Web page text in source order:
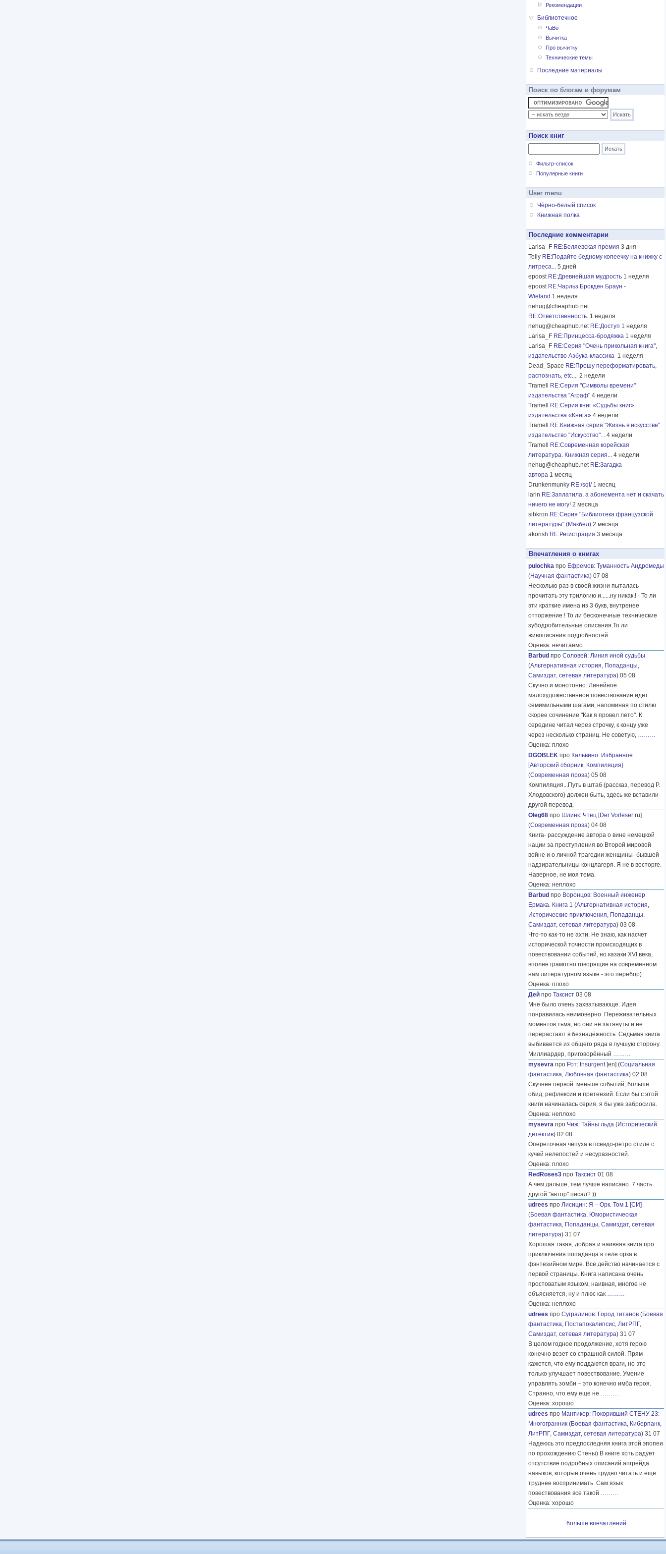
Рекомендации
Библиотечное
ЧаВо
Вычитка
Про вычитку
Технические темы
Последние материалы
Поиск по блогам и форумам
Поиск книг
Фильтр-список
Популярные книги
User menu
Чёрно-белый список
Книжная полка
Последние комментарии
Larisa_F RE:Беляевская премия 3 дня
Telly RE:Подайте бедному копеечку на книжку с
литреса... 5 дней
epoost RE:Древнейшая мудрость 1 неделя
epoost RE:Чарльз Брокден Браун -
Wieland 1 неделя
nehug@cheaphub.net
RE:Ответственность. 1 неделя
nehug@cheaphub.net RE:Доступ 1 неделя
Larisa_F RE:Принцесса-бродяжка 1 неделя
Larisa_F RE:Серия "Очень прикольная книга",
издательство Азбука-классика 1 неделя
Dead_Space RE:Прошу переформатировать,
распознать, etc... 2 недели
Tramell
RE:Серия "Символы времени"
издательства "Аграф" 4 недели
Tramell
RE:Серия книг «Судьбы книг»
издательства «Книга» 4 недели
Tramell
RE:Книжная серия "Жизнь в искусстве"
издательство "Искусство"... 4 недели
Tramell
RE:Современная корейская
литература. Книжная серия... 4 недели
nehug@cheaphub.net RE:Загадка
автора 1 месяц
Drunkenmunky RE:/sql/ 1 месяц
larin RE:Заплатила, а абонемента нет и скачать
ничего не могу! 2 месяца
sibkron RE:Серия "Библиотека французской
литературы" (Макбел) 2 месяца
akorish RE:Регистрация 3 месяца
Впечатления о книгах
pulochka про Ефремов: Туманность Андромеды
(Научная фантастика) 07 08
Несколько раз в своей жизни пыталась
прочитать эту трилогию и......ну никак.! - То ли
эти краткие имена из 3 букв, внутренее
отторжение ! То ли бесконечные технические
зубодробительные описания.То ли
живописания подробностей ………
Оценка: нечитаемо
Barbud про Соловей: Линия иной судьбы
(Альтернативная история, Попаданцы,
Самиздат, сетевая литература) 05 08
Скучно и монотонно. Линейное
малохудожественное повествование идет
семимильными шагами, напоминая по стилю
скорее сочинение "Как я провел лето". К
середине читал через строчку, к концу уже
через несколько страниц. Не советую, ………
Оценка: плохо
DGOBLEK про Кальвино: Избранное
[Авторский сборник. Компиляция]
(Современная проза) 05 08
Компиляция...Путь в штаб (рассказ, перевод Р.
Хлодовского) должен быть, здесь же вставили
другой перевод.
Oleg68 про Шлинк: Чтец [Der Vorleser ru]
(Современная проза) 04 08
Книга- рассуждение автора о вине немецкой
нации за преступления во Второй мировой
войне и о личной трагедии женщины- бывшей
надзирательницы концлагеря. Я не в восторге.
Наверное, не моя тема.
Оценка: неплохо
Barbud про Воронцов: Военный инженер
Ермака. Книга 1 (Альтернативная история,
Исторические приключения, Попаданцы,
Самиздат, сетевая литература) 03 08
Что-то как-то не ахти. Не знаю, как насчет
исторической точности происходящих в
повествовании событий, но казаки XVI века,
вполне грамотно говорящие на современном
нам литературном языке - это перебор)
Оценка: плохо
Дей про Таксист 03 08
Мне было очень захватывающе. Идея
понравилась неимоверно. Переживательных
моментов тьма, но они не затянуты и не
перерастают в безнадёжность. Седьмая книга
выбивается из общего ряда в лучшую сторону.
Миллиардер, приговорённый ………
mysevra про Рот: Insurgent[en] (Социальная
фантастика, Любовная фантастика) 02 08
Скучнее первой: меньше событий, больше
обид, рефлексии и претензий. Если бы с этой
книги начиналась серия, я бы уже забросила.
Оценка: неплохо
mysevra про Чиж: Тайны льда (Исторический
детектив) 02 08
Опереточная чепуха в псевдо-ретро стиле с
кучей нелепостей и несуразностей.
Оценка: плохо
RedRoses3 про Таксист 01 08
А чем дальше, тем лучше написано. 7 часть
другой "автор" писал? ))
udrees про Лисицин: Я – Орк. Том 1 [СИ]
(Боевая фантастика, Юмористическая
фантастика, Попаданцы, Самиздат, сетевая
литература) 31 07
Хорошая такая, добрая и наивная книга про
приключения попаданца в теле орка в
фэнтезийном мире. Все действо начинается с
первой страницы. Книга написана очень
простоватым языком, наивная, многое не
объясняется, ну и плюс как ………
Оценка: неплохо
udrees про Сугралинов: Город титанов (Боевая
фантастика, Постапокалипсис, ЛитРПГ,
Самиздат, сетевая литература) 31 07
В целом годное продолжение, хотя герою
конечно везет со страшной силой. Прям
кажется, что ему поддаются враги, но это
только улучшает повествование. Умение
управлять зомби – это конечно имба героя.
Странно, что ему еще не ………
Оценка: хорошо
udrees про Мантикор: Покоривший СТЕНУ 23:
Многогранник (Боевая фантастика, Киберпанк,
ЛитРПГ, Самиздат, сетевая литература) 31 07
Надеюсь это предпоследняя книга этой эпопеи
по прохождению Стены) В книге хоть радует
отсутствие подробных описаний апгрейда
навыков, которые очень трудно читать и еще
труднее воспринимать. Сам язык
повествования все такой ………
Оценка: хорошо
больше впечатлений